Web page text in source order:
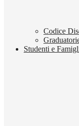
Codice
Studenti e